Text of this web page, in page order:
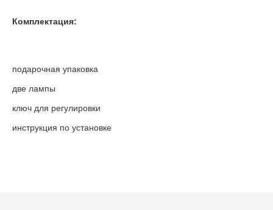
Комплектация:
подарочная упаковка
две лампы
ключ для регулировки
инструкция по установке